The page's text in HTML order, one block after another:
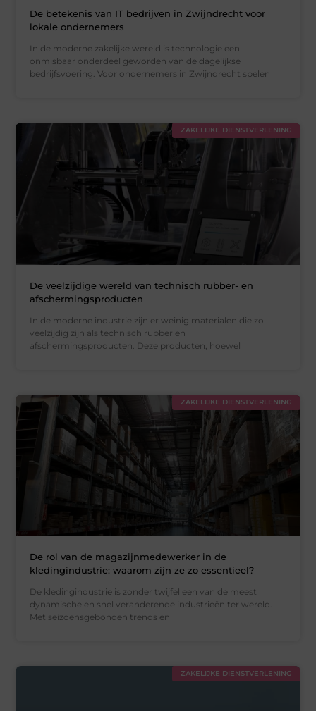
De betekenis van IT bedrijven in Zwijndrecht voor
lokale ondernemers
In de moderne zakelijke wereld is technologie een
onmisbaar onderdeel geworden van de dagelijkse
bedrijfsvoering. Voor ondernemers in Zwijndrecht spelen
ZAKELIJKE DIENSTVERLENING
De veelzijdige wereld van technisch rubber- en
afschermingsproducten
In de moderne industrie zijn er weinig materialen die zo
veelzijdig zijn als technisch rubber en
afschermingsproducten. Deze producten, hoewel
ZAKELIJKE DIENSTVERLENING
De rol van de magazijnmedewerker in de
kledingindustrie: waarom zijn ze zo essentieel?
De kledingindustrie is zonder twijfel een van de meest
dynamische en snel veranderende industrieën ter wereld.
Met seizoensgebonden trends en
ZAKELIJKE DIENSTVERLENING